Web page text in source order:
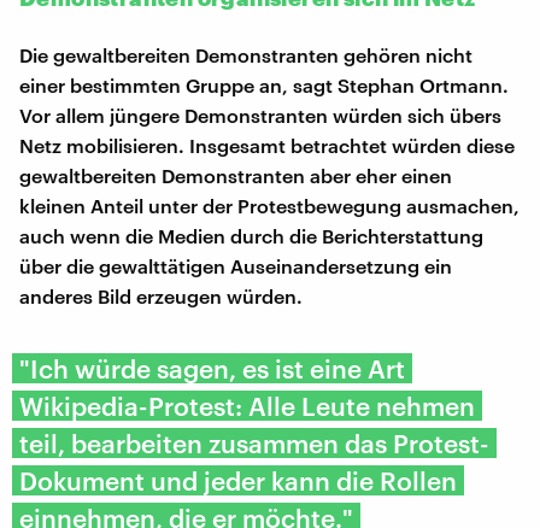
Die gewaltbereiten Demonstranten gehören nicht
einer bestimmten Gruppe an, sagt Stephan Ortmann.
Vor allem jüngere Demonstranten würden sich übers
Netz mobilisieren. Insgesamt betrachtet würden diese
gewaltbereiten Demonstranten aber eher einen
kleinen Anteil unter der Protestbewegung ausmachen,
auch wenn die Medien durch die Berichterstattung
über die gewalttätigen Auseinandersetzung ein
anderes Bild erzeugen würden.
"Ich würde sagen, es ist eine Art
Wikipedia-Protest: Alle Leute nehmen
teil, bearbeiten zusammen das Protest-
Dokument und jeder kann die Rollen
einnehmen, die er möchte."